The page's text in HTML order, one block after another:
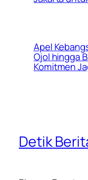
Apel
Ojol hingga
Komitmen
Detik